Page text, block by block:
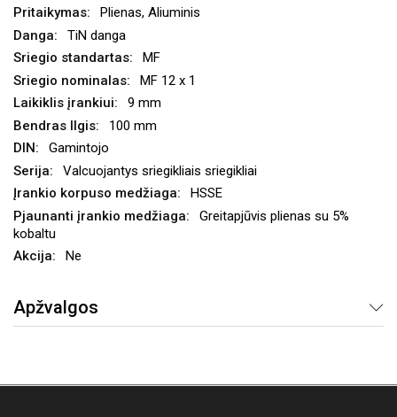
Plienas, Aliuminis
TiN danga
MF
MF 12 x 1
9 mm
100 mm
Gamintojo
Valcuojantys sriegikliais sriegikliai
HSSE
Greitapjūvis plienas su 5%
kobaltu
Ne
Apžvalgos